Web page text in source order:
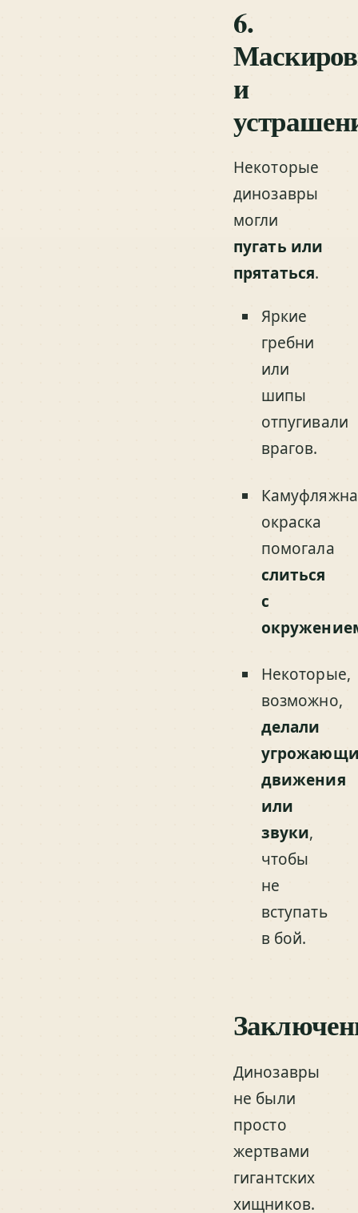
6.
и
Некоторые
динозавры
могли
пугать или
прятаться.
Яркие
гребни
или
шипы
отпугивали
врагов.
окраска
помогала
слиться
с
Некоторые,
возможно,
делали
движения
или
звуки,
чтобы
не
вступать
в бой.
Динозавры
не были
просто
жертвами
гигантских
хищников.